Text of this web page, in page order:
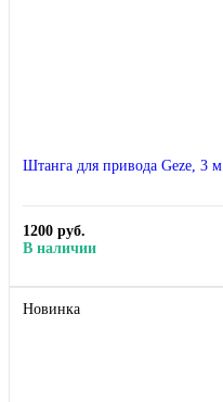
Штанга для привода Geze, 3 м
1200 руб.
В наличии
Новинка